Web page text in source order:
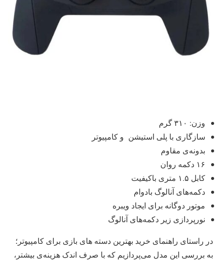
وزن: ۳۱۰ گرم
سازگاری با پلی استیشن و کامپیوتر
بدونه‌ی مقاوم
۱۶ دکمه روان
کابل ۱.۵ متری باکیفیت
دکمه‌های آنالوگ بادوام
موتور دوگانه برای ایجاد ویبره
نورپردازی زیر دکمه‌های آنالوگ
در راستای راهنمای خرید بهترین دسته های بازی برای کامپیوتر؛
به بررسی این مدل می‌پردازیم که با صرف اندک هزینه‌ی بیشتر،